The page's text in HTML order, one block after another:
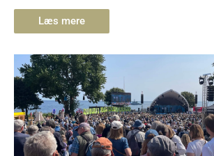
Læs mere